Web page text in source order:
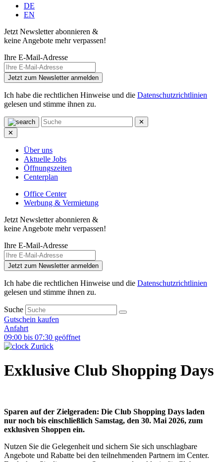
DE
EN
Jetzt Newsletter abonnieren &
keine Angebote mehr verpassen!
Ihre E-Mail-Adresse
Jetzt zum Newsletter anmelden
Ich habe die rechtlichen Hinweise und die Datenschutzrichtlinien
gelesen und stimme ihnen zu.
✕
✕
Über uns
Aktuelle Jobs
Öffnungszeiten
Centerplan
Office Center
Werbung & Vermietung
Jetzt Newsletter abonnieren &
keine Angebote mehr verpassen!
Ihre E-Mail-Adresse
Jetzt zum Newsletter anmelden
Ich habe die rechtlichen Hinweise und die Datenschutzrichtlinien
gelesen und stimme ihnen zu.
Suche
Gutschein kaufen
Anfahrt
09:00 bis 07:30 geöffnet
Zurück
Exklusive Club Shopping Days
Sparen auf der Zielgeraden: Die Club Shopping Days laden
nur noch bis einschließlich Samstag, den 30. Mai 2026, zum
exklusiven Shoppen ein.
Nutzen Sie die Gelegenheit und sichern Sie sich unschlagbare
Angebote und Rabatte bei den teilnehmenden Partnern im Center.